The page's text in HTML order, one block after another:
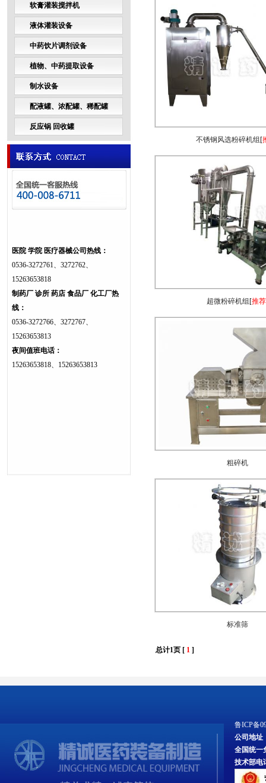
软膏灌装搅拌机
液体灌装设备
中药饮片调剂设备
植物、中药提取设备
制水设备
配液罐、浓配罐、稀配罐
反应锅 回收罐
医院 学院 医疗器械公司热线：
0536-3272761、3272762、
15263653818
制药厂 诊所 药店 食品厂 化工厂热
线：
0536-3272766、3272767、
15263653813
夜间值班电话：
15263653818、15263653813
不锈钢风选粉碎机组 [
超微粉碎机组 [推荐
粗碎机
标准筛
总计1页 [ 1 ]
鲁ICP备
公司地址
全国统一
技术部电